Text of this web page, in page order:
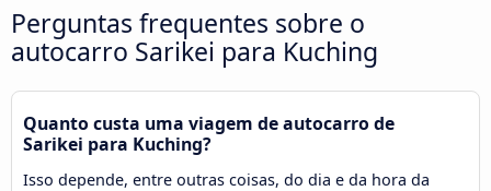
Perguntas frequentes sobre o
autocarro Sarikei para Kuching
Quanto custa uma viagem de autocarro de
Sarikei para Kuching?
Isso depende, entre outras coisas, do dia e da hora da